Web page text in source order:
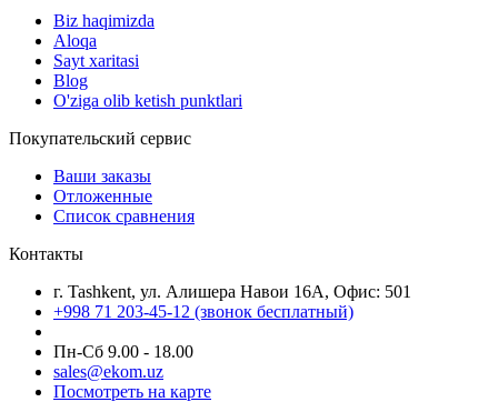
Biz haqimizda
Aloqa
Sayt xaritasi
Blog
O'ziga olib ketish punktlari
Покупательский сервис
Ваши заказы
Отложенные
Список сравнения
Контакты
г. Tashkent, ул. Алишера Навои 16А, Офис: 501
+998 71 203-45-12 (звонок бесплатный)
Пн-Cб 9.00 - 18.00
sales@ekom.uz
Посмотреть на карте